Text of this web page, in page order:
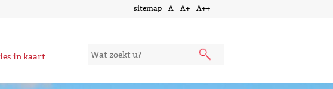
sitemap A A+ A++
in kaart